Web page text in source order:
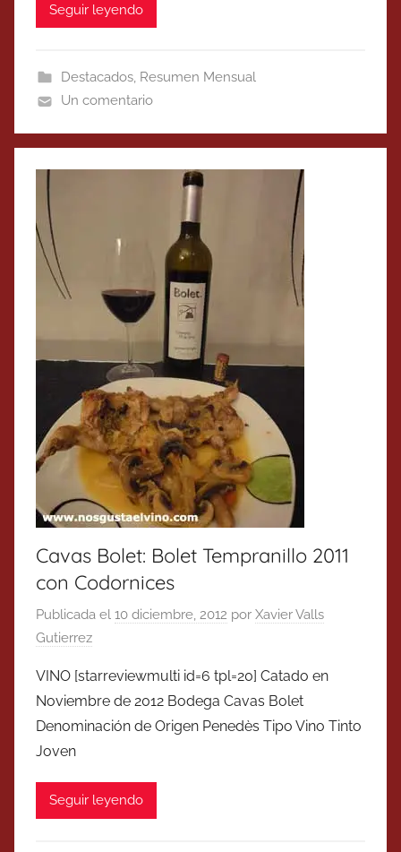
Seguir leyendo
Destacados, Resumen Mensual
Un comentario
Cavas Bolet: Bolet Tempranillo 2011
con Codornices
Publicada el 10 diciembre, 2012 por Xavier Valls
Gutierrez
VINO [starreviewmulti id=6 tpl=20] Catado en
Noviembre de 2012 Bodega Cavas Bolet
Denominación de Origen Penedès Tipo Vino Tinto
Joven
Seguir leyendo